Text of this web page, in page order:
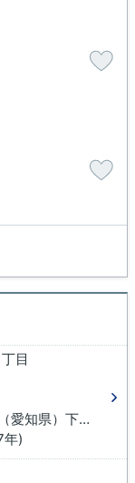
目
高蔵寺駅 バス14分 坂下（愛知県）下車 徒歩4分
年)